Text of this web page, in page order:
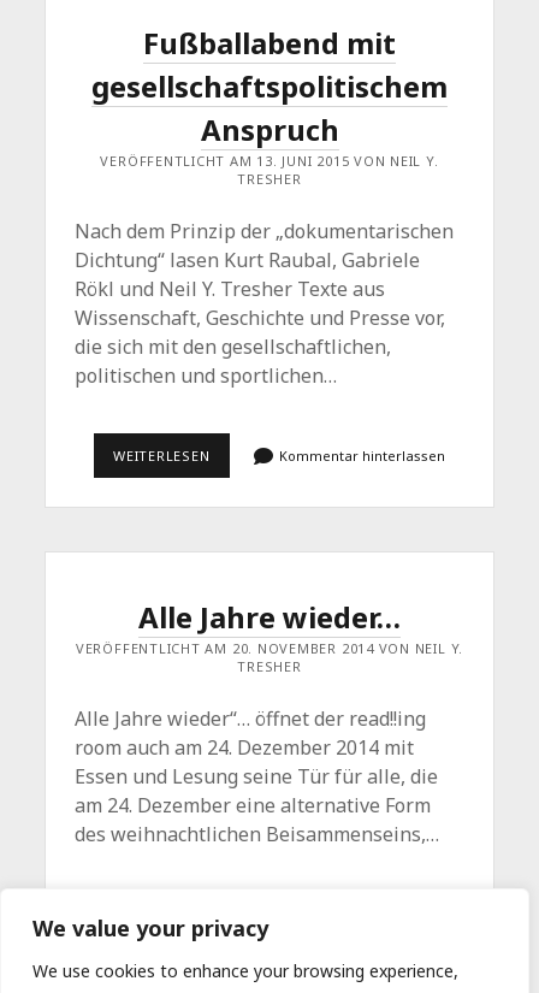
We value your privacy
We use cookies to enhance your browsing experience,
Fußballabend mit
gesellschaftspolitischem
Anspruch
VERÖFFENTLICHT AM 13. JUNI 2015 VON NEIL Y.
TRESHER
Nach dem Prinzip der „dokumentarischen
Dichtung“ lasen Kurt Raubal, Gabriele
Rökl und Neil Y. Tresher Texte aus
Wissenschaft, Geschichte und Presse vor,
die sich mit den gesellschaftlichen,
politischen und sportlichen…
WEITERLESEN FUSSBALLABEND M
NSPRUCH
Kommentar hinterlassen
Alle Jahre wieder…
VERÖFFENTLICHT AM 20. NOVEMBER 2014 VON NEIL Y.
TRESHER
Alle Jahre wieder“… öffnet der read!!ing
room auch am 24. Dezember 2014 mit
Essen und Lesung seine Tür für alle, die
am 24. Dezember eine alternative Form
des weihnachtlichen Beisammenseins,…
JAHRE